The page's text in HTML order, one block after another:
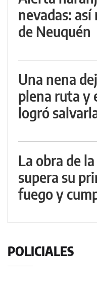
nevadas: así
de Neuquén
Una nena
plena ruta y
logró
La obra de
supera su
fuego y
POLICIALES